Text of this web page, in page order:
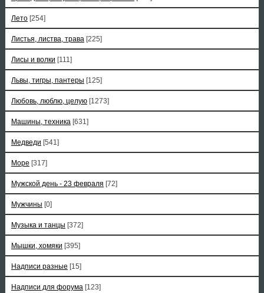
Лето [254]
Листья, листва, трава [225]
Лисы и волки [111]
Львы, тигры, пантеры [125]
Любовь, люблю, целую [1273]
Машины, техника [631]
Медведи [541]
Море [317]
Мужской день - 23 февраля [72]
Мужчины [0]
Музыка и танцы [372]
Мышки, хомяки [395]
Надписи разные [15]
Надписи для форума [123]